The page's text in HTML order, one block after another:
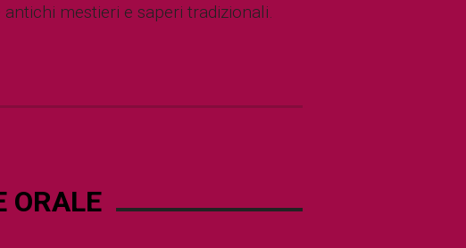
mestieri e saperi tradizionali.
ORALE